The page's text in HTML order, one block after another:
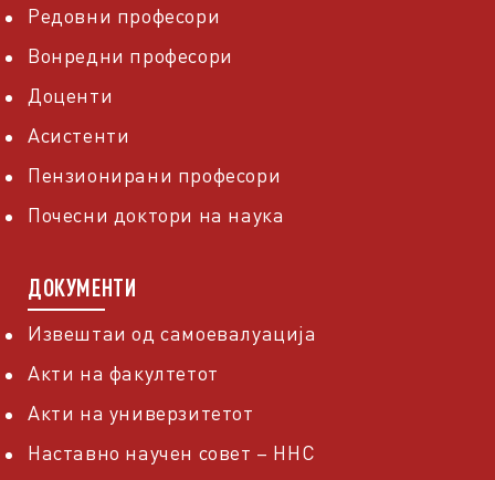
Редовни професори
Вонредни професори
Доценти
Асистенти
Пензионирани професори
Почесни доктори на наука
ДОКУМЕНТИ
Извештаи од самоевалуација
Акти на факултетот
Акти на универзитетот
Наставно научен совет – ННС